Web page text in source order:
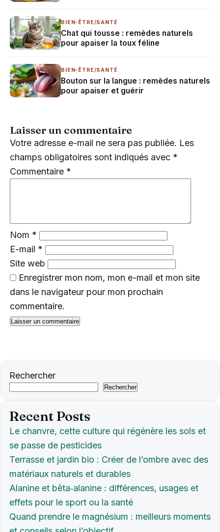
BIEN-ÊTRE/SANTÉ
Chat qui tousse : remèdes naturels
pour apaiser la toux féline
BIEN-ÊTRE/SANTÉ
Bouton sur la langue : remèdes naturels
pour apaiser et guérir
Laisser un commentaire
Votre adresse e-mail ne sera pas publiée. Les
champs obligatoires sont indiqués avec *
Commentaire *
Nom *
E-mail *
Site web
Enregistrer mon nom, mon e-mail et mon site
dans le navigateur pour mon prochain
commentaire.
Rechercher
Rechercher
Recent Posts
Le chanvre, cette culture qui régénère les sols et
se passe de pesticides
Terrasse et jardin bio : Créer de l’ombre avec des
matériaux naturels et durables
Alanine et bêta‑alanine : différences, usages et
effets pour le sport ou la santé
Quand prendre le magnésium : meilleurs moments